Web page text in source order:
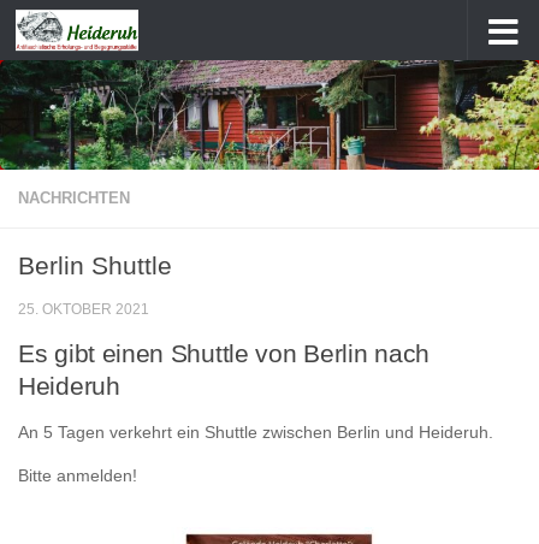
Zum Inhalt springen
NACHRICHTEN
Berlin Shuttle
25. OKTOBER 2021
Es gibt einen Shuttle von Berlin nach
Heideruh
An 5 Tagen verkehrt ein Shuttle zwischen Berlin und Heideruh.
Bitte anmelden!